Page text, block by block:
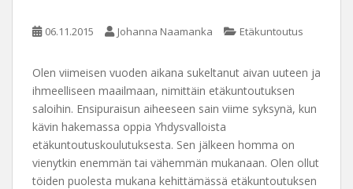
06.11.2015 Johanna Naamanka Etäkuntoutus
Olen viimeisen vuoden aikana sukeltanut aivan uuteen ja
ihmeelliseen maailmaan, nimittäin etäkuntoutuksen
saloihin. Ensipuraisun aiheeseen sain viime syksynä, kun
kävin hakemassa oppia Yhdysvalloista
etäkuntoutuskoulutuksesta. Sen jälkeen homma on
vienytkin enemmän tai vähemmän mukanaan. Olen ollut
töiden puolesta mukana kehittämässä etäkuntoutuksen